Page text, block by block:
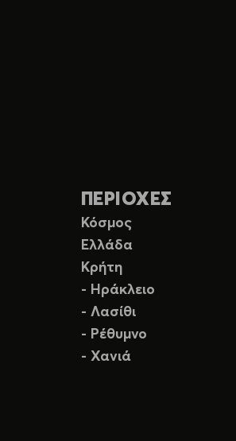
ΠΕΡΙΟΧΕΣ
Κόσμος
Ελλάδα
Κρήτη
- Ηράκλειο
- Λασίθι
- Ρέθυμνο
- Χανιά